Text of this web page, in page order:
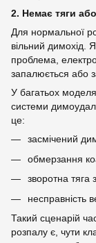
2. Немає тяги
Для нормальної
вільний димохід.
проблема,
запалюється або
У багатьох
системи
це:
засмічений
обмерзання
зворотна тяга
несправність
Такий сценарій
розпалу є, чути